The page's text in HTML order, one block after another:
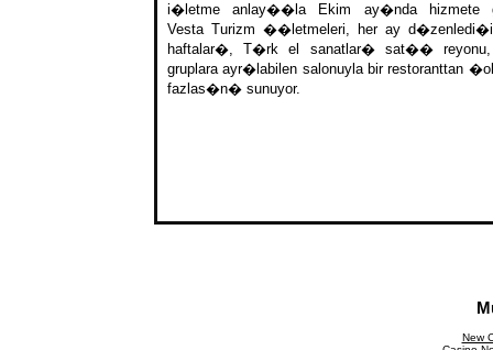
i�letme anlay��la Ekim ay�nda hizmete
Vesta Turizm ��letmeleri, her ay
haftalar�, T�rk el sanatlar� sat��
gruplara ayr�labilen salonuyla bir restoranttan
fazlas�n� sunuyor.
New